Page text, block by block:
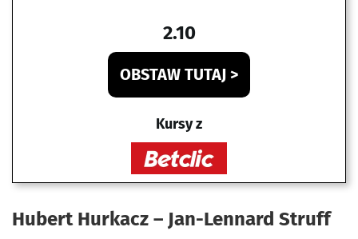
2.10
OBSTAW TUTAJ >
Kursy z
Hubert Hurkacz – Jan-Lennard Struff